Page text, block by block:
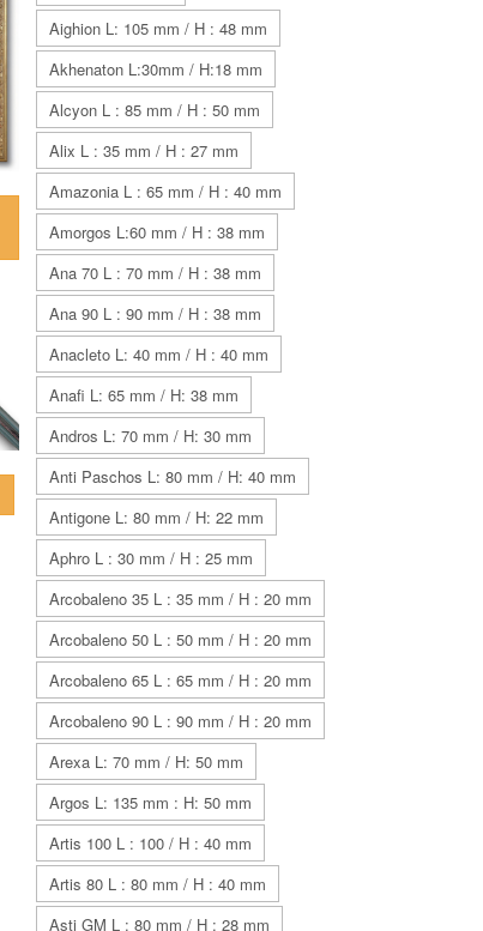
Aighion L: 105 mm / H : 48 mm
Akhenaton L:30mm / H:18 mm
Alcyon L : 85 mm / H : 50 mm
Alix L : 35 mm / H : 27 mm
Amazonia L : 65 mm / H : 40 mm
Amorgos L:60 mm / H : 38 mm
Ana 70 L : 70 mm / H : 38 mm
Ana 90 L : 90 mm / H : 38 mm
Anacleto L: 40 mm / H : 40 mm
Anafi L: 65 mm / H: 38 mm
Andros L: 70 mm / H: 30 mm
Anti Paschos L: 80 mm / H: 40 mm
Antigone L: 80 mm / H: 22 mm
Aphro L : 30 mm / H : 25 mm
Arcobaleno 35 L : 35 mm / H : 20 mm
Arcobaleno 50 L : 50 mm / H : 20 mm
Arcobaleno 65 L : 65 mm / H : 20 mm
Arcobaleno 90 L : 90 mm / H : 20 mm
Arexa L: 70 mm / H: 50 mm
Argos L: 135 mm : H: 50 mm
Artis 100 L : 100 / H : 40 mm
Artis 80 L : 80 mm / H : 40 mm
Asti GM L : 80 mm / H : 28 mm